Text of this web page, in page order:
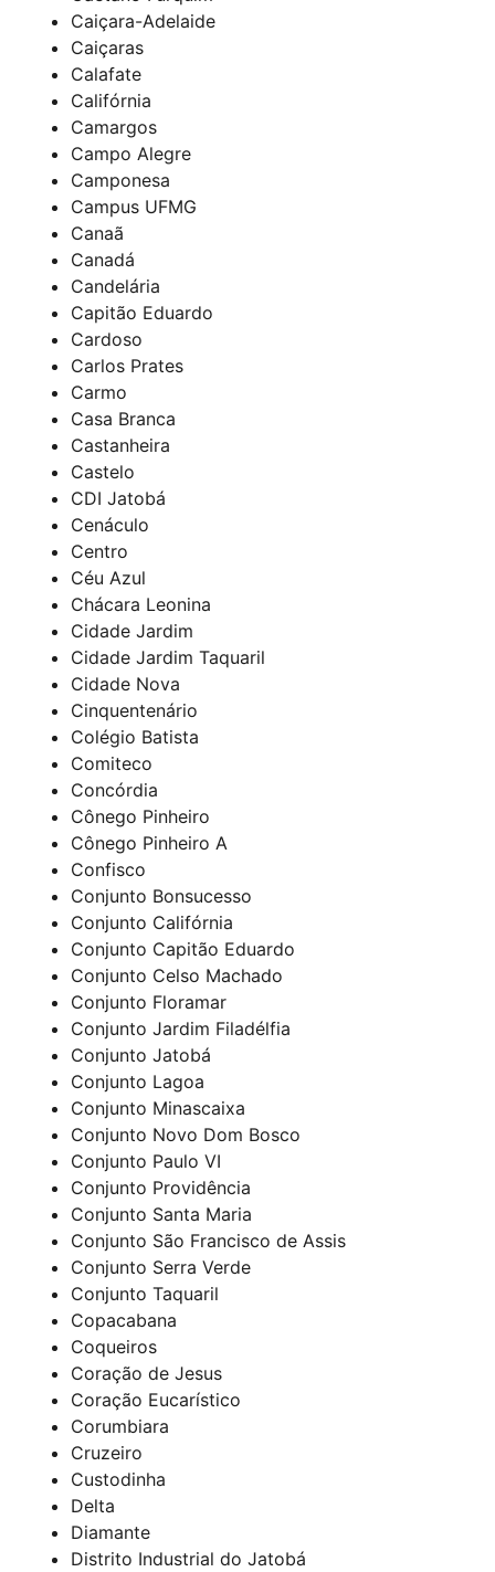
Caiçara-Adelaide
Caiçaras
Calafate
Califórnia
Camargos
Campo Alegre
Camponesa
Campus UFMG
Canaã
Canadá
Candelária
Capitão Eduardo
Cardoso
Carlos Prates
Carmo
Casa Branca
Castanheira
Castelo
CDI Jatobá
Cenáculo
Centro
Céu Azul
Chácara Leonina
Cidade Jardim
Cidade Jardim Taquaril
Cidade Nova
Cinquentenário
Colégio Batista
Comiteco
Concórdia
Cônego Pinheiro
Cônego Pinheiro A
Confisco
Conjunto Bonsucesso
Conjunto Califórnia
Conjunto Capitão Eduardo
Conjunto Celso Machado
Conjunto Floramar
Conjunto Jardim Filadélfia
Conjunto Jatobá
Conjunto Lagoa
Conjunto Minascaixa
Conjunto Novo Dom Bosco
Conjunto Paulo VI
Conjunto Providência
Conjunto Santa Maria
Conjunto São Francisco de Assis
Conjunto Serra Verde
Conjunto Taquaril
Copacabana
Coqueiros
Coração de Jesus
Coração Eucarístico
Corumbiara
Cruzeiro
Custodinha
Delta
Diamante
Distrito Industrial do Jatobá